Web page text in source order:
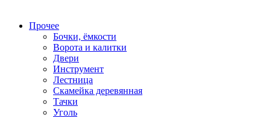
Прочее
Бочки, ёмкости
Ворота и калитки
Двери
Инструмент
Лестница
Скамейка деревянная
Тачки
Уголь